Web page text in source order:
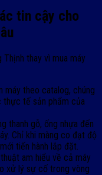
tin cậy cho
thay vì mua máy
máy theo catalog, chúng
thực tế sản phẩm của
thanh gỗ, ống nhựa đến
Chỉ khi màng co đạt độ
tiến hành lắp đặt.
am hiểu về cả máy
xử lý sự cố trong vòng